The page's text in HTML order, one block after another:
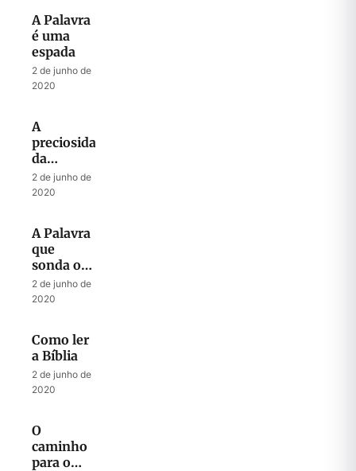
A Palavra
é uma
espada
2 de junho de
2020
A
preciosidade
da
Palavra
de Deus
2 de junho de
2020
A Palavra
que
sonda o
coração
2 de junho de
2020
Como ler
a Bíblia
2 de junho de
2020
O
caminho
para o